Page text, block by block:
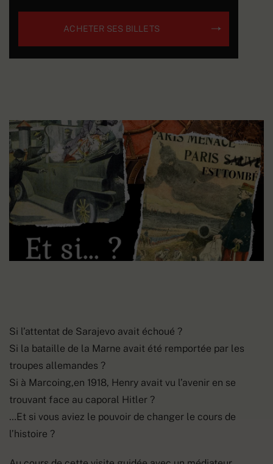
ACHETER SES BILLETS
Si l’attentat de Sarajevo avait échoué ?
Si la bataille de la Marne avait été remportée par les
troupes allemandes ?
Si à Marcoing,en 1918, Henry avait vu l’avenir en se
trouvant face au caporal Hitler ?
…Et si vous aviez le pouvoir de changer le cours de
l’histoire ?